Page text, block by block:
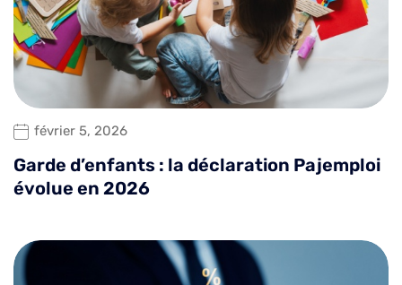
février 5, 2026
Garde d’enfants : la déclaration Pajemploi
évolue en 2026